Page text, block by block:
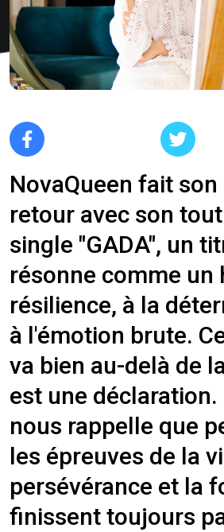
NovaQueen fait son
retour avec son
single "GADA", un
résonne comme un
résilience, à la
à l'émotion brute.
va bien au-delà de
est une déclaration.
nous rappelle que
les épreuves de la
persévérance et la
finissent toujours